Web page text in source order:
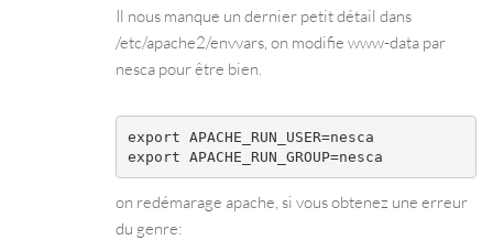
Il nous manque un dernier petit détail dans
/etc/apache2/envvars, on modifie www-data par
nesca pour être bien.
export APACHE_RUN_USER=nesca
on redémarage apache, si vous obtenez une erreur
du genre: